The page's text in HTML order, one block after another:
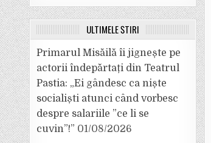
ULTIMELE ȘTIRI
Primarul Misăilă îi jignește pe
actorii îndepărtați din Teatrul
Pastia: „Ei gândesc ca niște
socialiști atunci când vorbesc
despre salariile ”ce li se
cuvin”!” 01/08/2026